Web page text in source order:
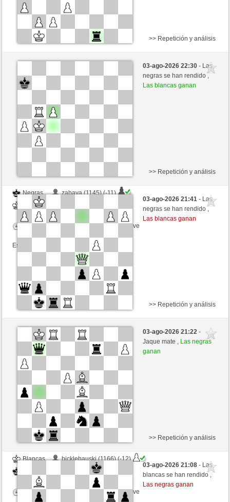
Negras
Forsyth (1257) (+47)
Esta partida es por puntos
>> Repetición y análisis
03-ago-2026 22:30- Las
negras se han rendido ,
Las blancas ganan
Negras
zabava (1145) (-11)
Blancas
Tiempo: 9 minutes/side + 9 seconds/move
Esta partida es por puntos
>> Repetición y análisis
03-ago-2026 21:41- Las
negras se han rendido ,
Las blancas ganan
Blancas
Ferdo (1541) (+5)
Negras
Fliese (1263) (-5)
Tiempo: 9 minutes/side + 9 seconds/move
Esta partida es por puntos
>> Repetición y análisis
03-ago-2026 21:22-
Jaque mate , Las negras
ganan
Blancas
bicklebauski (1166) (-12)
Fliese (1251) (+12)
Tiempo: 9 minutes/side + 9 seconds/move
>> Repetición y análisis
03-ago-2026 21:08- Las
blancas se han rendido ,
Las negras ganan